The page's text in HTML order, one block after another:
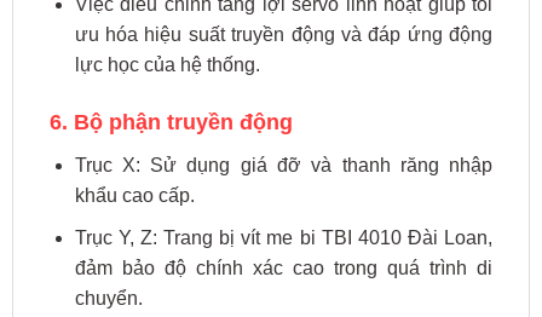
Việc điều chỉnh tăng lợi servo linh hoạt giúp tối
ưu hóa hiệu suất truyền động và đáp ứng động
lực học của hệ thống.
6. Bộ phận truyền động
Trục X: Sử dụng giá đỡ và thanh răng nhập
khẩu cao cấp.
Trục Y, Z: Trang bị vít me bi TBI 4010 Đài Loan,
đảm bảo độ chính xác cao trong quá trình di
chuyển.